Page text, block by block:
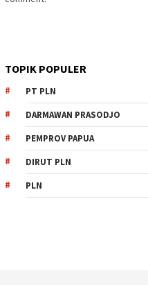
TOPIK POPULER
PT PLN
DARMAWAN PRASODJO
PEMPROV PAPUA
DIRUT PLN
PLN